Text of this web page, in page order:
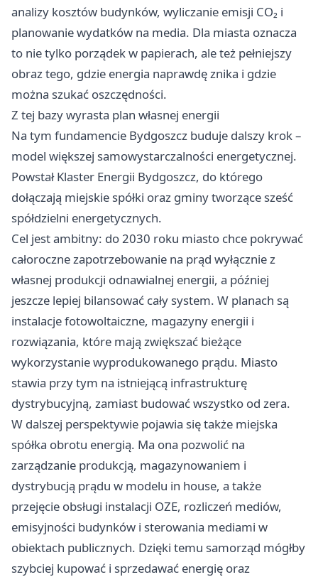
analizy kosztów budynków, wyliczanie emisji CO₂ i
planowanie wydatków na media. Dla miasta oznacza
to nie tylko porządek w papierach, ale też pełniejszy
obraz tego, gdzie energia naprawdę znika i gdzie
można szukać oszczędności.
Z tej bazy wyrasta plan własnej energii
Na tym fundamencie Bydgoszcz buduje dalszy krok –
model większej samowystarczalności energetycznej.
Powstał Klaster Energii Bydgoszcz, do którego
dołączają miejskie spółki oraz gminy tworzące sześć
spółdzielni energetycznych.
Cel jest ambitny: do 2030 roku miasto chce pokrywać
całoroczne zapotrzebowanie na prąd wyłącznie z
własnej produkcji odnawialnej energii, a później
jeszcze lepiej bilansować cały system. W planach są
instalacje fotowoltaiczne, magazyny energii i
rozwiązania, które mają zwiększać bieżące
wykorzystanie wyprodukowanego prądu. Miasto
stawia przy tym na istniejącą infrastrukturę
dystrybucyjną, zamiast budować wszystko od zera.
W dalszej perspektywie pojawia się także miejska
spółka obrotu energią. Ma ona pozwolić na
zarządzanie produkcją, magazynowaniem i
dystrybucją prądu w modelu in house, a także
przejęcie obsługi instalacji OZE, rozliczeń mediów,
emisyjności budynków i sterowania mediami w
obiektach publicznych. Dzięki temu samorząd mógłby
szybciej kupować i sprzedawać energię oraz